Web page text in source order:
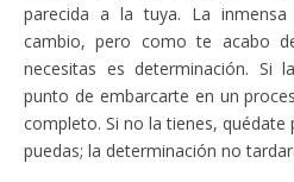
parecida a la tuya. La
cambio, pero como te acabo
necesitas es determinación. Si
punto de embarcarte en un
completo. Si no la tienes,
puedas; la determinación no